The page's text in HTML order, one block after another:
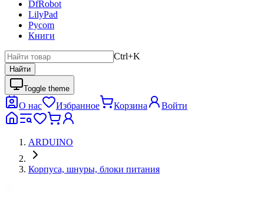
DfRobot
LilyPad
Pycom
Книги
Ctrl+K
Найти
Toggle theme
О нас Избранное Корзина Войти
ARDUINO
Корпуса, шнуры, блоки питания